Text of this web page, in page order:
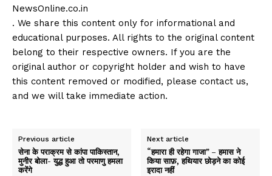
NewsOnline.co.in
. We share this content only for informational and
educational purposes. All rights to the original content
belong to their respective owners. If you are the
original author or copyright holder and wish to have
this content removed or modified, please contact us,
and we will take immediate action.
Previous article
सेना के पराक्रम से कांपा पाकिस्तान,
मुनीर बोला- युद्ध हुआ तो परमाणु हमला
करेंगे
Next article
“हमारा ही रहेगा गाजा” – हमास ने
किया साफ़, हथियार छोड़ने का कोई
इरादा नहीं